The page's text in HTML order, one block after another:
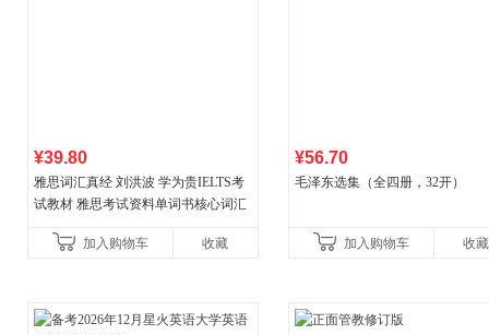
¥39.80
雅思词汇真经 刘洪波 学为贵IELTS考
试教材 雅思考试资料单词书核心词汇
加入购物车
收藏
¥56.70
毛泽东选集（全四册，32开）
加入购物车 收藏